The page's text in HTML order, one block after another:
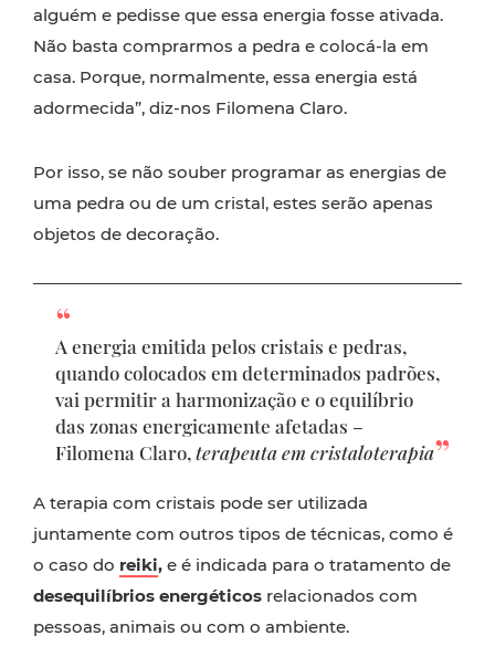
alguém e pedisse que essa energia fosse ativada.
Não basta comprarmos a pedra e colocá-la em
casa. Porque, normalmente, essa energia está
adormecida”, diz-nos Filomena Claro.
Por isso, se não souber programar as energias de
uma pedra ou de um cristal, estes serão apenas
objetos de decoração.
A energia emitida pelos cristais e pedras,
quando colocados em determinados padrões,
vai permitir a harmonização e o equilíbrio
das zonas energicamente afetadas –
Filomena Claro,terapeuta em cristaloterapia
A terapia com cristais pode ser utilizada
juntamente com outros tipos de técnicas, como é
o caso do reiki, e é indicada para o tratamento de
desequilíbrios energéticos relacionados com
pessoas, animais ou com o ambiente.